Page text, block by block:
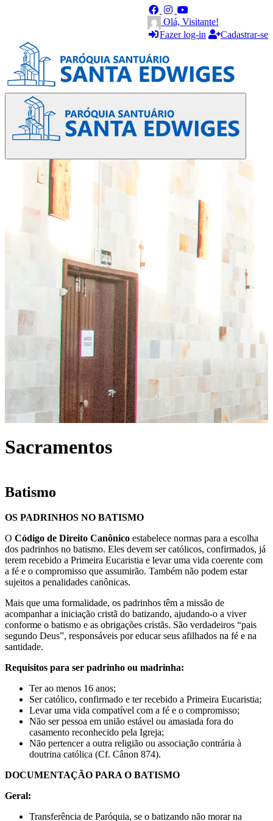
Olá, Visitante!
Fazer log-in
Cadastrar-se
Sacramentos
Batismo
OS PADRINHOS NO BATISMO
O Código de Direito Canônico estabelece normas para a escolha
dos padrinhos no batismo. Eles devem ser católicos, confirmados, já
terem recebido a Primeira Eucaristia e levar uma vida coerente com
a fé e o compromisso que assumirão. Também não podem estar
sujeitos a penalidades canônicas.
Mais que uma formalidade, os padrinhos têm a missão de
acompanhar a iniciação cristã do batizando, ajudando-o a viver
conforme o batismo e as obrigações cristãs. São verdadeiros “pais
segundo Deus”, responsáveis por educar seus afilhados na fé e na
santidade.
Requisitos para ser padrinho ou madrinha:
Ter ao menos 16 anos;
Ser católico, confirmado e ter recebido a Primeira Eucaristia;
Levar uma vida compatível com a fé e o compromisso;
Não ser pessoa em união estável ou amasiada fora do
casamento reconhecido pela Igreja;
Não pertencer a outra religião ou associação contrária à
doutrina católica (Cf. Cânon 874).
DOCUMENTAÇÃO PARA O BATISMO
Geral:
Transferência de Paróquia, se o batizando não morar na